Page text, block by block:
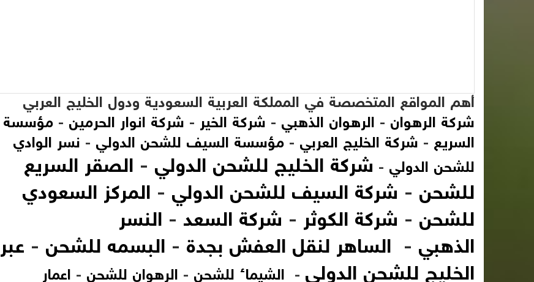
أهم المواقع المتخصصة في المملكة العربية السعودية ودول الخليج العربي
شركة الرهوان - الرهوان الذهبي - شركة الخير - شركة انوار الحرمين - مؤسسة
السريع - شركة الخليج العربي - مؤسسة السيف للشحن الدولي - نسر الوادي
للشحن الدولي - شركة الخليج للشحن الدولي - الصقر السريع
للشحن - شركة السيف للشحن الدولي - المركز السعودي
للشحن - شركة الكوثر - شركة السعد - النسر
الذهبي - الساهر لنقل العفش بجدة - البسمه للشحن - عبر
الخليج للشحن الدولي - الشيماء للشحن - الرهوان للشحن - اعمار